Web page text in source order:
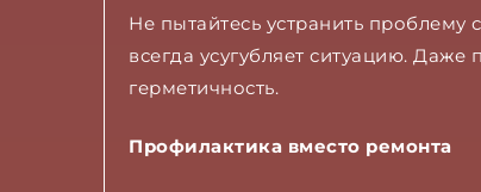
Не пытайтесь устранить
всегда усугубляет ситуацию.
герметичность.
Профилактика вместо ремонта